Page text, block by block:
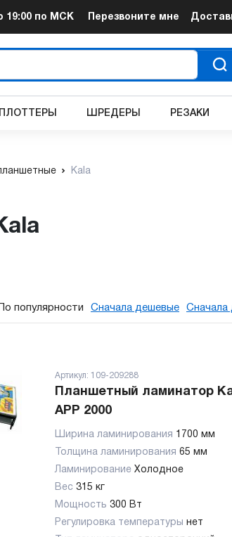
19:00 по МСК Перезвоните мне
ПЛОТТЕРЫ ШРЕДЕРЫ РЕЗАКИ
Kala
По популярности Сначала дешевые Сначала
Артикул: 109-209288
Планшетный ламинатор
APP 2000
Ширина ламинирования 1700 мм
Толщина ламинирования 65 мм
Ламинирование Холодное
Вес 315 кг
Мощность 300 Вт
Регулировка температуры нет